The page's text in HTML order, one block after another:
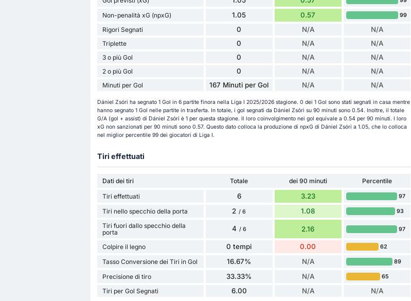
Non-penalità xG (npxG) 1.05 0.57 99
Rigori Segnati 0 N/A N/A
Triplette 0 N/A N/A
3 o più Gol 0 N/A N/A
2 o più Gol 0 N/A N/A
Minuti per Gol 167 Minuti per Gol N/A N/A
Dániel Zsóri ha segnato 1 Gol in 6 partite finora nella Liga I 2025/2026 stagione. 0 dei 1 Gol sono stati segnati in casa mentre
hanno segnato 1 Gol nelle partite in trasferta. In totale, i gol segnati da Dániel Zsóri su 90 minuti sono 0.54. Inoltre, il totale
G/A (gol + assist) di Dániel Zsóri è 1 per questa stagione. Il loro coinvolgimento nei gol equivale a 0.54 per 90 minuti. I loro
xG non sanzionati per 90 minuti sono 0.57. Questo dato colloca la produzione di npxG di Dániel Zsóri a 1.05, che lo colloca
nel miglior percentile 99 dei giocatori di Liga I.
Tiri effettuati
Dati dei tiri Totale dei 90 minuti
Percentile
Tiri effettuati
6 3.23 97
Tiri nello specchio della porta 2 / 6 1.08 93
Tiri fuori dallo specchio della
porta
4 / 6 2.16 97
Colpire il legno 0 tempi 0.00 62
Tasso Conversione dei Tiri in Gol 16.67% N/A 89
Precisione di tiro 33.33% N/A 65
Tiri per Gol Segnati 6.00 N/A N/A